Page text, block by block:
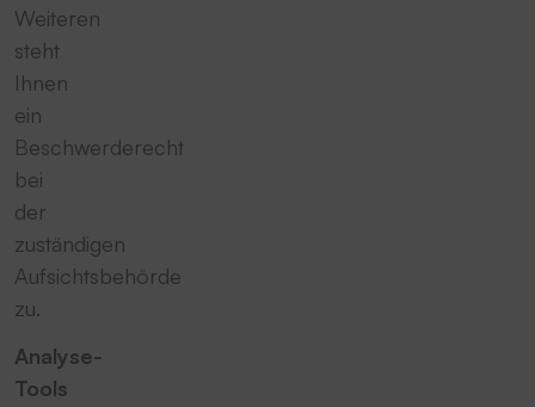
Weiteren
steht
Ihnen
ein
Beschwerderecht
bei
der
zuständigen
Aufsichtsbehörde
zu.
Analyse-
Tools